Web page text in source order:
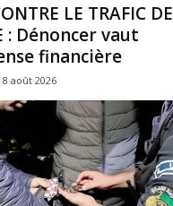
LE TRAFIC DE
: Dénoncer vaut
financière
8 août 2026